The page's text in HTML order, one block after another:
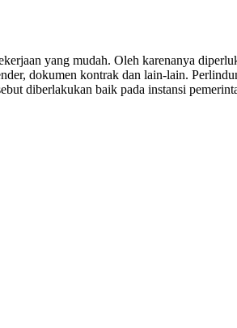
yang mudah. Oleh karenanya
dokumen kontrak dan lain-lain.
diberlakukan baik pada instansi